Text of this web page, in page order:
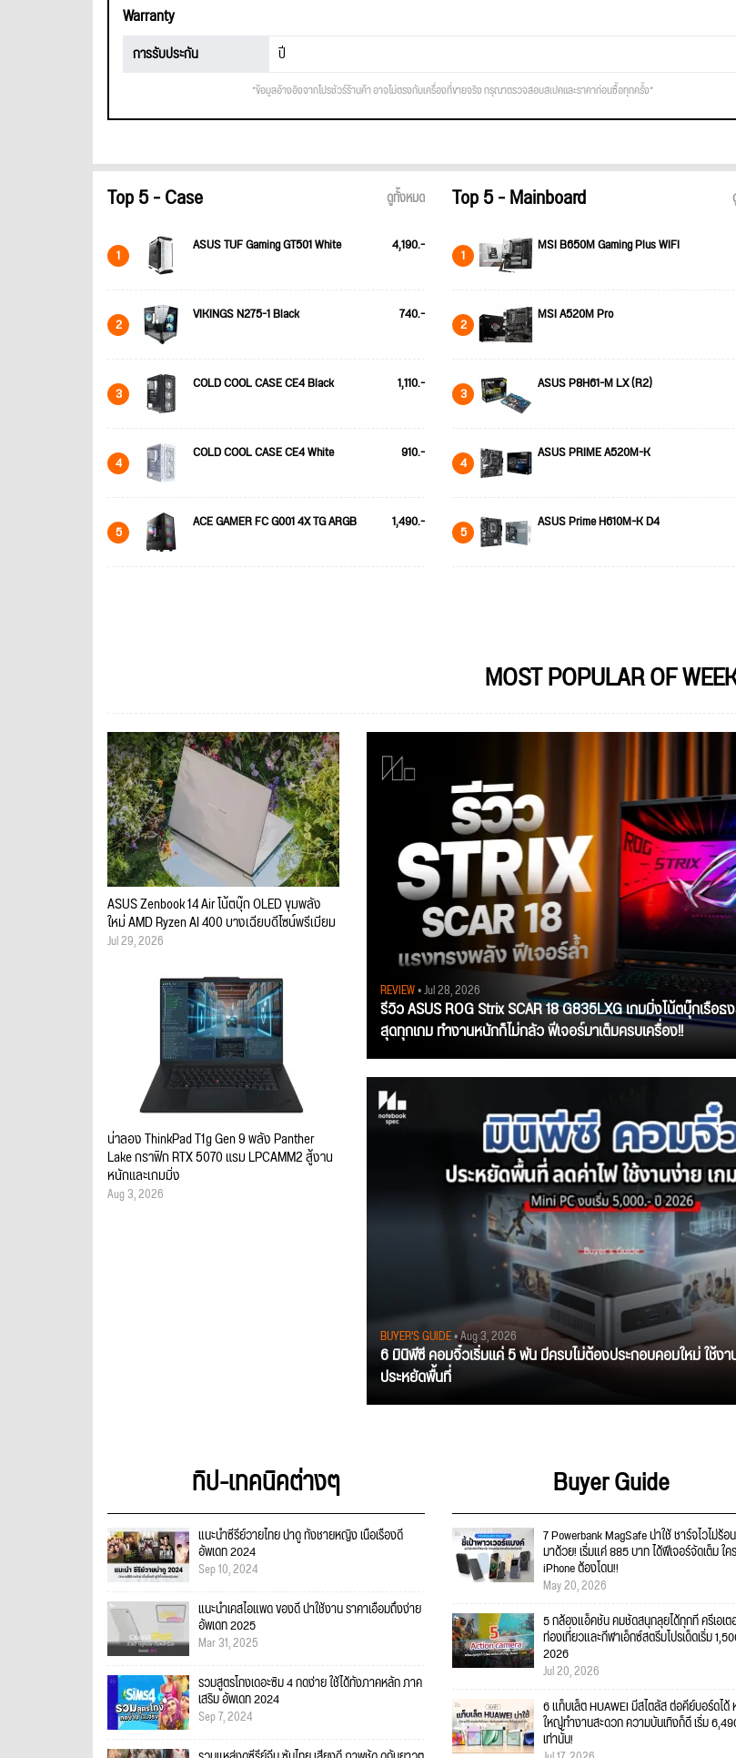
Warranty
การรับประกัน ปี
*ข้อมูลอ้างอิงจากโปรชัวร์ร้านค้า อาจไม่ตรงกับเครื่องที่ขายจริง กรุณาตรวจสอบสเปคและราคาก่อนซื้อทุกครั้ง*
Top 5 - Case ดูทั้งหมด
1 ASUS TUF Gaming GT501 White 4,190.-
2 VIKINGS N275-1 Black 740.-
3 COLD COOL CASE CE4 Black 1,110.-
4 COLD COOL CASE CE4 White 910.-
5 ACE GAMER FC G001 4X TG ARGB 1,490.-
Top 5 - Mainboard
1 MSI B650M Gaming Plus WIFI
2 MSI A520M Pro
3 ASUS P8H61-M LX (R2)
4 ASUS PRIME A520M-K
5 ASUS Prime H610M-K D4
MOST POPULAR OF
REVIEW• Jul 28, 2026
รีวิว ASUS ROG Strix SCAR 18 G835LXG เกมมิ่งโน้ตบุ๊กเรือ
สุดทุกเกม ทำงานหนักก็ไม่กลัว ฟีเจอร์มาเต็มครบเครื่อง!!
BUYER'S GUIDE• Aug 3, 2026
6 มินิพีซี คอมจิ๋วเริ่มแค่ 5 พัน มีครบไม่ต้องประกอบคอมใหม่ ใช้ง
ประหยัดพื้นที่
ASUS Zenbook 14 Air โน้ตบุ๊ก OLED ขุมพลัง
ใหม่ AMD Ryzen AI 400 บางเฉียบดีไซน์พรีเมียม
Jul 29, 2026
น่าลอง ThinkPad T1g Gen 9 พลัง Panther
Lake กราฟิก RTX 5070 แรม LPCAMM2 สู้งาน
หนักและเกมมิ่ง
Aug 3, 2026
ทิป-เทคนิคต่างๆ
แนะนำซีรีย์วายไทย น่าดู ทั้งชายหญิง เนื้อเรื่องดี
อัพเดท 2024
Sep 10, 2024
แนะนำเคสไอแพด ของดี น่าใช้งาน ราคาเอื้อมถึงง่าย
อัพเดท 2025
Mar 31, 2025
รวมสูตรโกงเดอะซิม 4 กดง่าย ใช้ได้ทั้งภาคหลัก ภาค
เสริม อัพเดท 2024
Sep 7, 2024
Buyer Guide
7 Powerbank MagSafe น่าใช้ ชาร์จไวไม่ร้
มาด้วย! เริ่มแค่ 885 บาท ได้ฟีเจอร์จัดเต็ม ใค
iPhone ต้องโดน!!
May 20, 2026
5 กล้องแอ็คชั่น คมชัดสนุกลุยได้ทุกที่ ครีเอเ
ท่องเที่ยวและกีฬาเอ็กซ์สตรีมโปรเด็ดเริ่ม
2026
Jul 20, 2026
6 แท็บเล็ต HUAWEI มีสไตลัส ต่อคีย์บอร์ดได้
ใหญ่ทำงานสะดวก ความบันเทิงก็ดี เริ่ม
เท่านั้น!